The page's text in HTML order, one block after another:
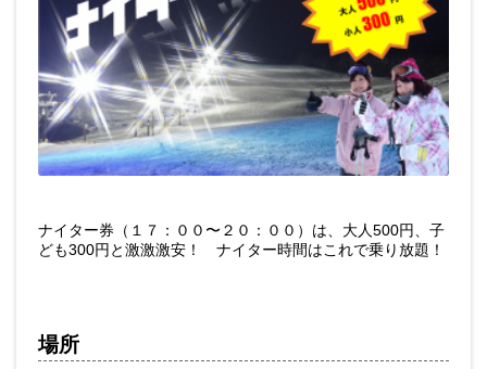
ナイター券（１７：００〜２０：００）は、大人500円、子
ども300円と激激激安！ ナイター時間はこれで乗り放題！
場所